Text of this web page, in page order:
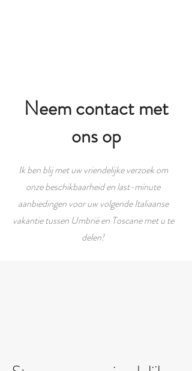
Neem contact met
ons op
Ik ben blij met uw vriendelijke verzoek om
onze beschikbaarheid en last-minute
aanbiedingen voor uw volgende Italiaanse
vakantie tussen Umbrië en Toscane met u te
delen!